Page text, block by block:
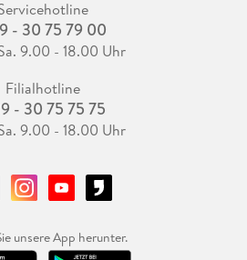
- 30 75 79 00
9.00 - 18.00 Uhr
Filialhotline
- 30 75 75 75
9.00 - 18.00 Uhr
unsere App herunter.